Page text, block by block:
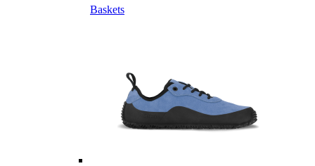
Baskets